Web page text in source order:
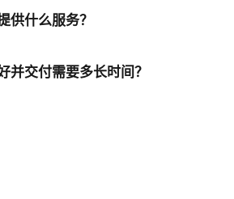
供什么服务？
并交付需要多长时间？